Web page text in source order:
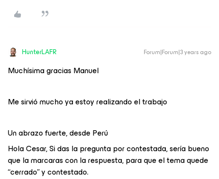
HunterLAFR Forum|Forum|3 years ago
Muchísima gracias Manuel
Me sirvió mucho ya estoy realizando el trabajo
Un abrazo fuerte, desde Perú
Hola Cesar, Si das la pregunta por contestada, sería bueno
que la marcaras con la respuesta, para que el tema quede
“cerrado” y contestado.